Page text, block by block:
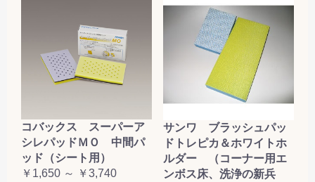
コバックス スーパーア
シレパッドＭＯ 中間パ
ッド（シート用）
￥1,650 ～ ￥3,740
サンワ ブラッシュパッ
ドトレピカ＆ホワイトホ
ルダー （コーナー用エ
ンボス床、洗浄の新兵